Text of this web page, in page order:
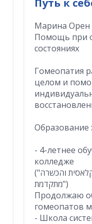
Путь к
Марина Орен
Помощь при
состояниях
Гомеопатия
целом и
Образование :
- 4-летнее
колледже
("פעימה - מכללה להומאופתיה קלאסית והכשרה
מתקדמת")
Продолжаю
гомеопатов
- Школа